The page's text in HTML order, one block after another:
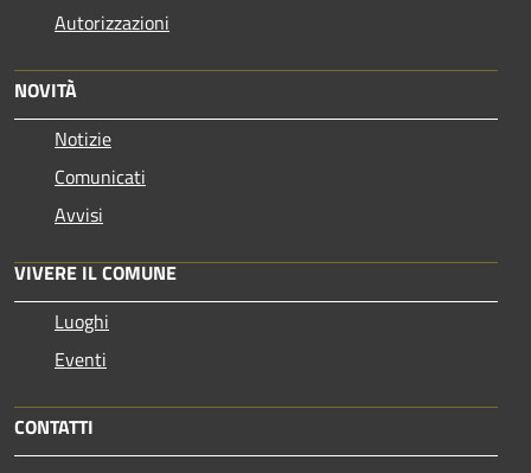
Autorizzazioni
NOVITÀ
Notizie
Comunicati
Avvisi
VIVERE IL COMUNE
Luoghi
Eventi
CONTATTI